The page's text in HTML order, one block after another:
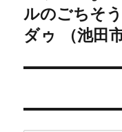
シ
の
投
ルのごちそ
ダゥ （池田市